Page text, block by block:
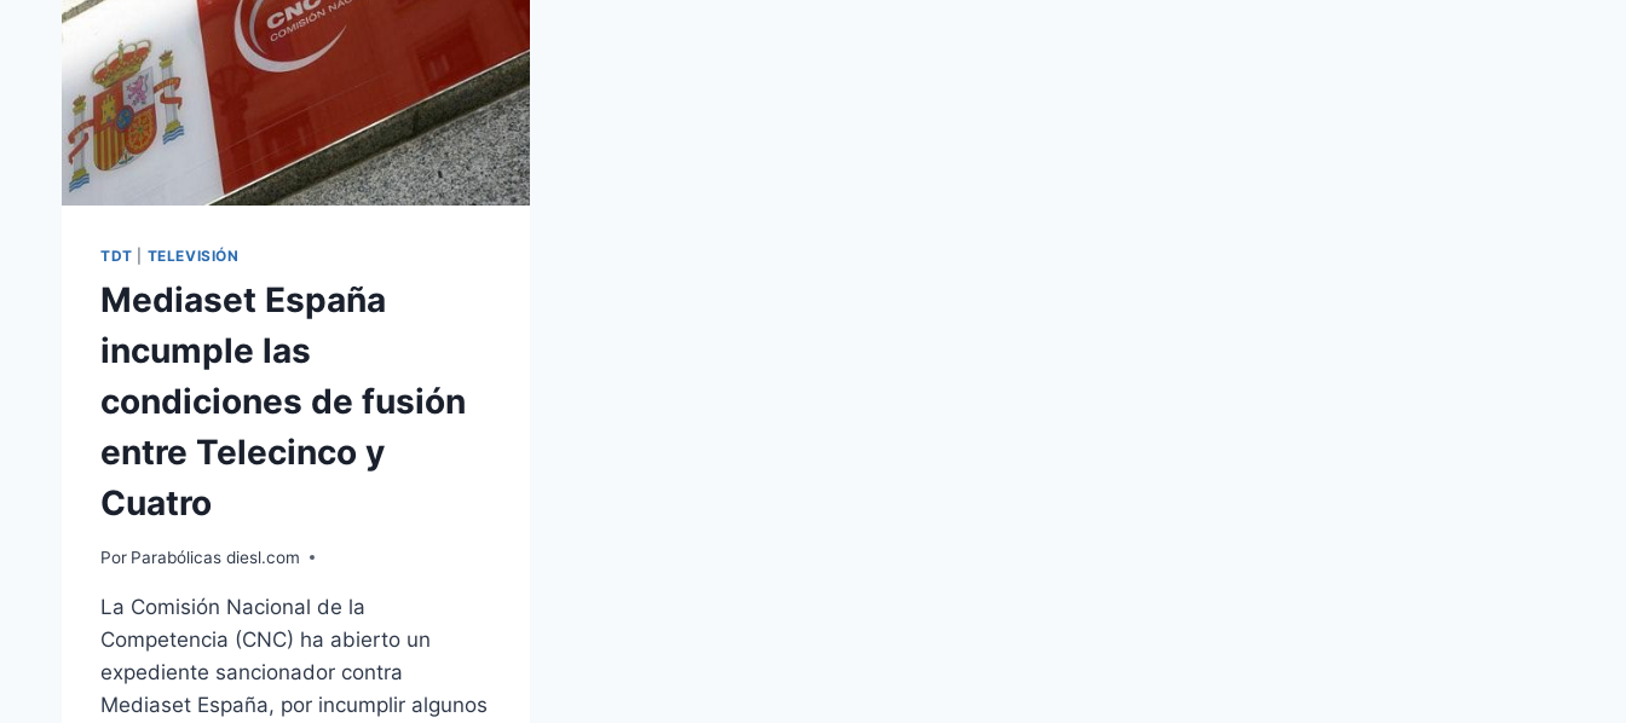
TDT TELEVISIÓN
Mediaset España
incumple las
condiciones de fusión
entre Telecinco y
Cuatro
Por Parabólicas diesl.com
La Comisión Nacional de la
Competencia (CNC) ha abierto un
expediente sancionador contra
Mediaset España, por incumplir algunos